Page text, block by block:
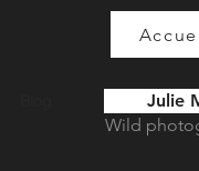
Julie
Wild